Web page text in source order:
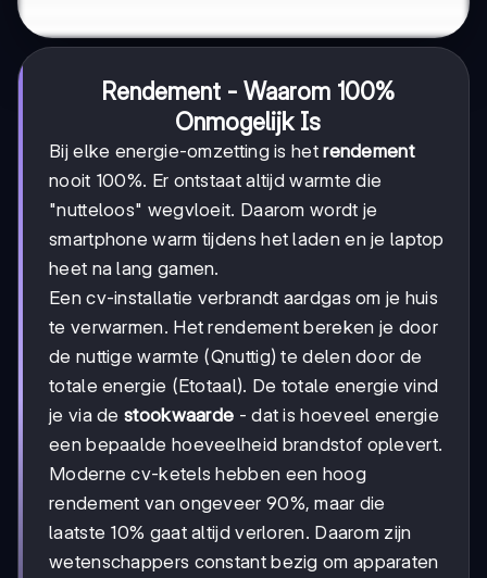
Rendement - Waarom 100%
Onmogelijk Is
Bij elke energie-omzetting is hetrendement
nooit 100%. Er ontstaat altijd warmte die
"nutteloos" wegvloeit. Daarom wordt je
smartphone warm tijdens het laden en je laptop
heet na lang gamen.
Een cv-installatie verbrandt aardgas om je huis
te verwarmen. Het rendement bereken je door
de nuttige warmte (Qnuttig) te delen door de
totale energie (Etotaal). De totale energie vind
je via de stookwaarde - dat is hoeveel energie
een bepaalde hoeveelheid brandstof oplevert.
Moderne cv-ketels hebben een hoog
rendement van ongeveer 90%, maar die
laatste 10% gaat altijd verloren. Daarom zijn
wetenschappers constant bezig om apparaten